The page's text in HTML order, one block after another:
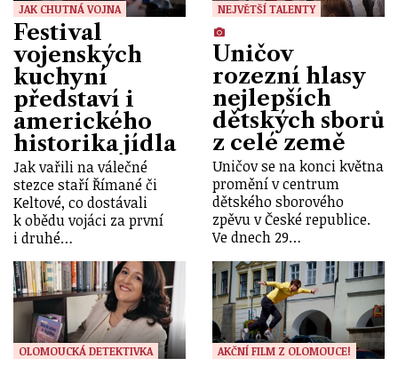
JAK CHUTNÁ VOJNA
Festival
vojenských
kuchyní
představí i
amerického
historika jídla
Jak vařili na válečné
stezce staří Římané či
Keltové, co dostávali
k obědu vojáci za první
i druhé…
NEJVĚTŠÍ TALENTY
Uničov
rozezní hlasy
nejlepších
dětských sborů
z celé země
Uničov se na konci května
promění v centrum
dětského sborového
zpěvu v České republice.
Ve dnech 29…
OLOMOUCKÁ DETEKTIVKA AKČNÍ FILM Z OLOMOUCE!